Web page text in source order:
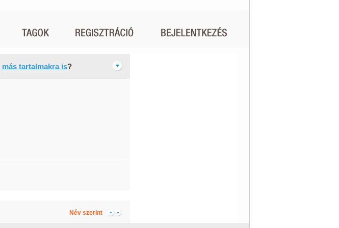
más tartalmakra is?
Név szerint